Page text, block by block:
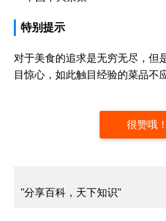
特别提示
对于美食的追求是无穷无尽，但
目惊心，如此触目经验的菜品不
很赞哦
"分享百科，天下知识"